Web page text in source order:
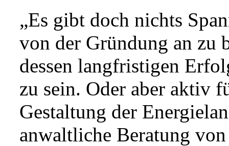
„Es gibt doch nichts
von der Gründung an zu
dessen langfristigen
zu sein. Oder aber aktiv
Gestaltung der
anwaltliche Beratung